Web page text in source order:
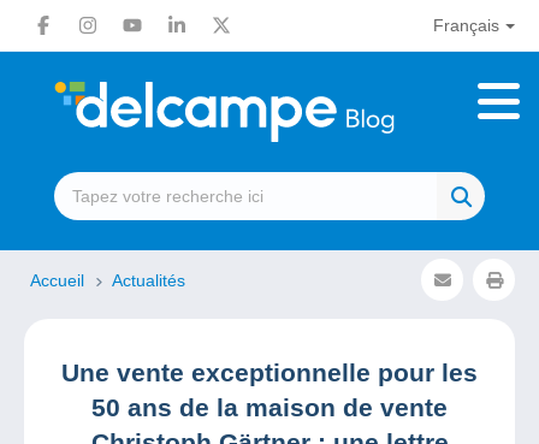
Français
Accueil Actualités
Une vente exceptionnelle pour les
50 ans de la maison de vente